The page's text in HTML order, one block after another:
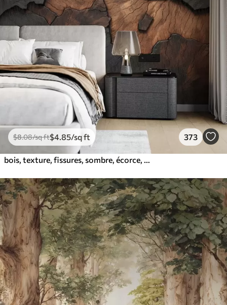
$8.08/sq ft$4 .85/sq ft 373